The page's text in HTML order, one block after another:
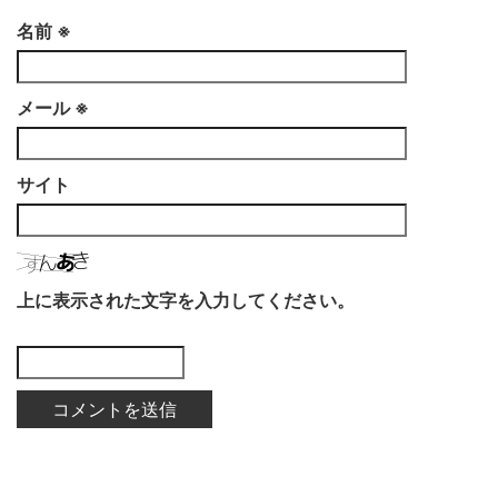
名前 ※
メール ※
サイト
上に表示された文字を入力してください。